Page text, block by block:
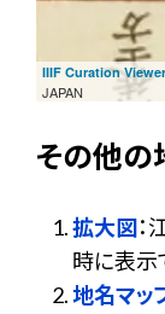
IIIF Curation
JAPAN
その他の
拡大図
時に表示
地名マッ